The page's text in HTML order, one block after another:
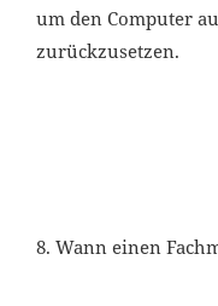
um den Computer
zurückzusetzen.
8. Wann einen